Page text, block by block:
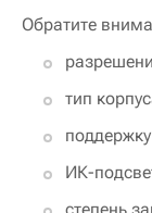
Обратите
тип
ИК-